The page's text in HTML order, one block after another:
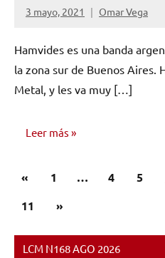
3 mayo, 2021 Omar Vega
No
comentarios
Hamvides es una banda
la zona sur de Buenos Aires.
Metal, y les va muy […]
Leer más
ENTREVISTAS
Paginación
de
«Entradas
1 … 4 5
11
Siguientes
»
LCM N168 AGO 2026